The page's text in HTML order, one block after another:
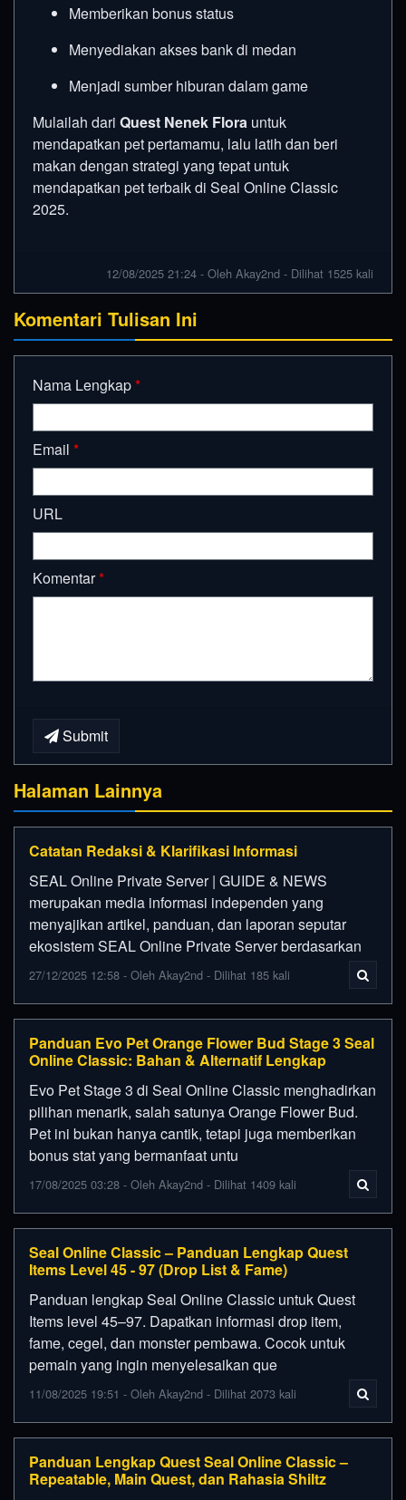
Memberikan bonus status
Menyediakan akses bank di medan
Menjadi sumber hiburan dalam game
Mulailah dari Quest Nenek Flora untuk
mendapatkan pet pertamamu, lalu latih dan beri
makan dengan strategi yang tepat untuk
mendapatkan pet terbaik di Seal Online Classic
2025.
12/08/2025 21:24 - Oleh Akay2nd - Dilihat 1525 kali
Komentari Tulisan Ini
Nama Lengkap*
Email *
URL
Komentar*
Submit
Halaman Lainnya
Catatan Redaksi & Klarifikasi Informasi
SEAL Online Private Server | GUIDE & NEWS
merupakan media informasi independen yang
menyajikan artikel, panduan, dan laporan seputar
ekosistem SEAL Online Private Server berdasarkan
27/12/2025 12:58 - Oleh Akay2nd - Dilihat 185 kali
Panduan Evo Pet Orange Flower Bud Stage 3 Seal
Online Classic: Bahan & Alternatif Lengkap
Evo Pet Stage 3 di Seal Online Classic menghadirkan
pilihan menarik, salah satunya Orange Flower Bud.
Pet ini bukan hanya cantik, tetapi juga memberikan
bonus stat yang bermanfaat untu
17/08/2025 03:28 - Oleh Akay2nd - Dilihat 1409 kali
Seal Online Classic – Panduan Lengkap Quest
Items Level 45 - 97 (Drop List & Fame)
Panduan lengkap Seal Online Classic untuk Quest
Items level 45–97. Dapatkan informasi drop item,
fame, cegel, dan monster pembawa. Cocok untuk
pemain yang ingin menyelesaikan que
11/08/2025 19:51 - Oleh Akay2nd - Dilihat 2073 kali
Panduan Lengkap Quest Seal Online Classic –
Repeatable, Main Quest, dan Rahasia Shiltz